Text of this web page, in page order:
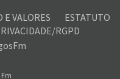
E VALORES
ESTATUTO
RGPD